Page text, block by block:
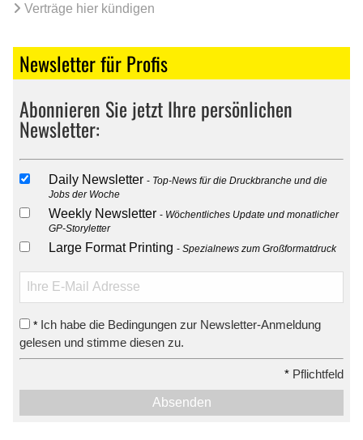
Verträge hier kündigen
Newsletter für Profis
Abonnieren Sie jetzt Ihre persönlichen
Newsletter:
Daily Newsletter
Top-News für die Druckbranche und die
Jobs der Woche
Weekly Newsletter
Wöchentliches Update und monatlicher
GP-Storyletter
Large Format Printing Spezialnews zum Großformatdruck
* Ich habe die Bedingungen zur Newsletter-Anmeldung
gelesen und stimme diesen zu.
* Pflichtfeld
Absenden